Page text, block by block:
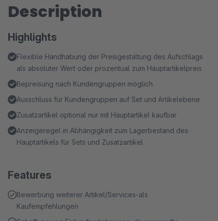
Description
Highlights
Flexible Handhabung der Preisgestaltung des Aufschlags
als absoluter Wert oder prozentual zum Hauptartikelpreis
Bepreisung nach Kundengruppen möglich
Ausschluss für Kundengruppen auf Set und Artikelebene
Zusatzartikel optional nur mit Hauptartikel kaufbar
Anzeigeregel in Abhängigkeit zum Lagerbestand des
Hauptartikels für Sets und Zusatzartikel
Features
Bewerbung weiterer Artikel/Services-als
Kaufempfehlungen